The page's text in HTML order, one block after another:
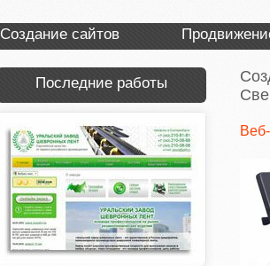
Создание сайтов
Последние работы